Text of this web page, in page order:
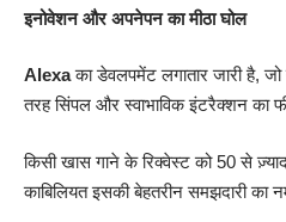
इनोवेशन और अपनेपन का मीठा घोल
Alexaका डेवलपमेंट लगातार जारी है,
तरह सिंपल और स्वाभाविक इंटरैक्शन का
किसी खास गाने के रिक्वेस्ट को 50 से
काबिलियत इसकी बेहतरीन समझदारी का